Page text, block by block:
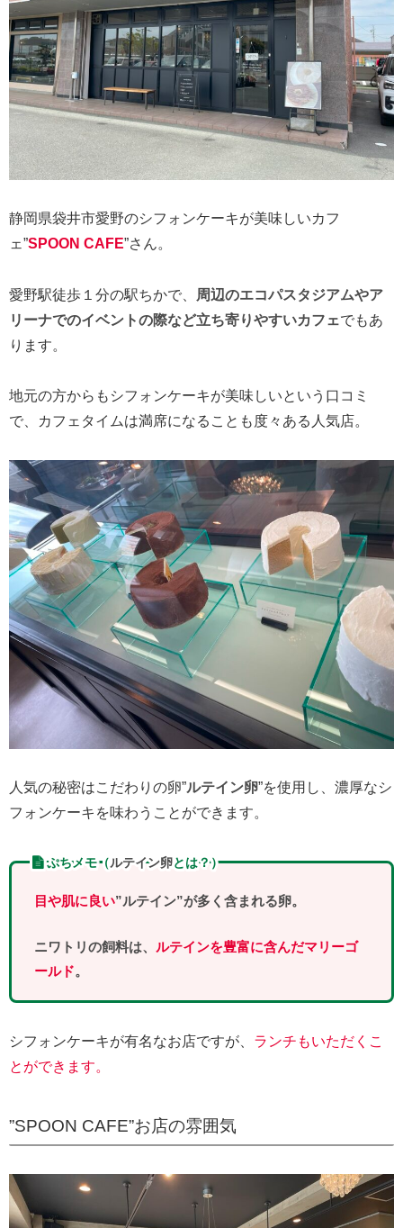
静岡県袋井市愛野のシフォンケーキが美味しいカフ
ェ”SPOON CAFE”さん。
愛野駅徒歩１分の駅ちかで、
周辺のエコパスタジアムやア
リーナでのイベントの際など立ち寄りやすいカフェでもあ
ります。
地元の方からもシフォンケーキが美味しいという口コミ
で、カフェタイムは満席になることも度々ある人気店。
人気の秘密はこだわりの卵”ルテイン卵”を使用し、濃厚なシ
フォンケーキを味わうことができます。
ぷちメモ（ルテイン卵とは？）
目や肌に良い”ルテイン”が多く含まれる卵。
ニワトリの飼料は、 ルテインを豊富に含んだマリーゴ
ールド。
シフォンケーキが有名なお店ですが、 ランチもいただくこ
とができます。
”SPOON CAFE”お店の雰囲気